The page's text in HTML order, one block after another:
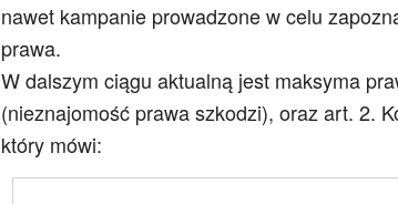
nawet kampanie prowadzone w celu
prawa.
W dalszym ciągu aktualną jest maksyma
(nieznajomość prawa szkodzi), oraz art. 2.
który mówi: